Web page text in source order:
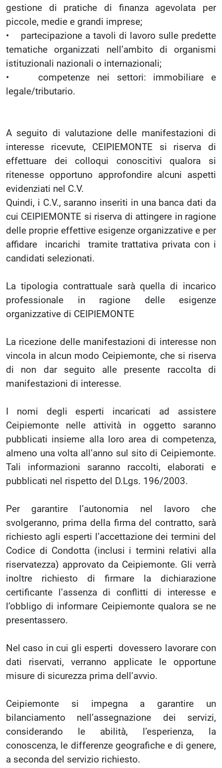
gestione di pratiche di finanza agevolata per
piccole, medie e grandi imprese;
• partecipazione a tavoli di lavoro sulle predette
tematiche organizzati nell’ambito di organismi
istituzionali nazionali o internazionali;
• competenze nei settori: immobiliare e
legale/tributario.
A seguito di valutazione delle manifestazioni di
interesse ricevute, CEIPIEMONTE si riserva di
effettuare dei colloqui conoscitivi qualora si
ritenesse opportuno approfondire alcuni aspetti
evidenziati nel C.V.
Quindi, i C.V., saranno inseriti in una banca dati da
cui CEIPIEMONTE si riserva di attingere in ragione
delle proprie effettive esigenze organizzative e per
affidare incarichi tramite trattativa privata con i
candidati selezionati.
La tipologia contrattuale sarà quella di incarico
professionale in ragione delle esigenze
organizzative di CEIPIEMONTE
La ricezione delle manifestazioni di interesse non
vincola in alcun modo Ceipiemonte, che si riserva
di non dar seguito alle presente raccolta di
manifestazioni di interesse.
I nomi degli esperti incaricati ad assistere
Ceipiemonte nelle attività in oggetto saranno
pubblicati insieme alla loro area di competenza,
almeno una volta all’anno sul sito di Ceipiemonte.
Tali informazioni saranno raccolti, elaborati e
pubblicati nel rispetto del D.Lgs. 196/2003.
Per garantire l’autonomia nel lavoro che
svolgeranno, prima della firma del contratto, sarà
richiesto agli esperti l’accettazione dei termini del
Codice di Condotta (inclusi i termini relativi alla
riservatezza) approvato da Ceipiemonte. Gli verrà
inoltre richiesto di firmare la dichiarazione
certificante l’assenza di conflitti di interesse e
l’obbligo di informare Ceipiemonte qualora se ne
presentassero.
Nel caso in cui gli esperti dovessero lavorare con
dati riservati, verranno applicate le opportune
misure di sicurezza prima dell’avvio.
Ceipiemonte si impegna a garantire un
bilanciamento nell’assegnazione dei servizi,
considerando le abilità, l’esperienza, la
conoscenza, le differenze geografiche e di genere,
a seconda del servizio richiesto.